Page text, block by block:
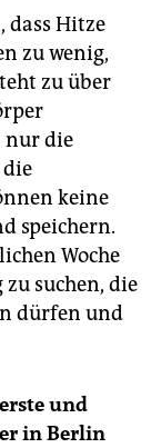
dass Hitze
zu wenig,
zu über
nur die
keine
speichern.
Woche
suchen, die
dürfen und
und
in Berlin